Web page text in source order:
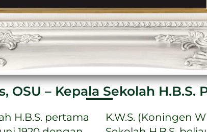
– Kepala Sekolah H.B.S.
H.B.S. pertama
menjadi Kepala